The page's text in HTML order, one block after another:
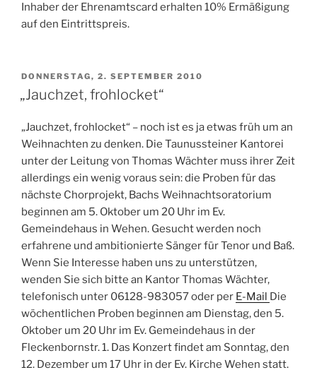
Inhaber der Ehrenamtscard erhalten 10% Ermäßigung
auf den Eintrittspreis.
VERÖFFENTLICHT
AM
DONNERSTAG, 2. SEPTEMBER 2010
„Jauchzet, frohlocket“
„Jauchzet, frohlocket“ – noch ist es ja etwas früh um an
Weihnachten zu denken. Die Taunussteiner Kantorei
unter der Leitung von Thomas Wächter muss ihrer Zeit
allerdings ein wenig voraus sein: die Proben für das
nächste Chorprojekt, Bachs Weihnachtsoratorium
beginnen am 5. Oktober um 20 Uhr im Ev.
Gemeindehaus in Wehen. Gesucht werden noch
erfahrene und ambitionierte Sänger für Tenor und Baß.
Wenn Sie Interesse haben uns zu unterstützen,
wenden Sie sich bitte an Kantor Thomas Wächter,
telefonisch unter 06128-983057 oder per E-Mail Die
wöchentlichen Proben beginnen am Dienstag, den 5.
Oktober um 20 Uhr im Ev. Gemeindehaus in der
Fleckenbornstr. 1. Das Konzert findet am Sonntag, den
12. Dezember um 17 Uhr in der Ev. Kirche Wehen statt.